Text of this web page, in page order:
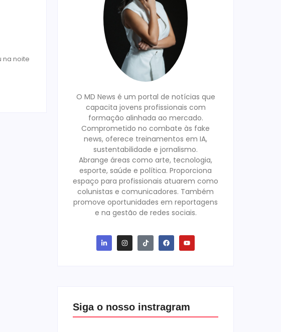
na noite
O MD News é um portal de notícias que
capacita jovens profissionais com
formação alinhada ao mercado.
Comprometido no combate às fake
news, oferece treinamentos em IA,
sustentabilidade e jornalismo.
Abrange áreas como arte, tecnologia,
esporte, saúde e política. Proporciona
espaço para profissionais atuarem como
colunistas e comunicadores. Também
promove oportunidades em reportagens
e na gestão de redes sociais.
Siga o nosso instragram